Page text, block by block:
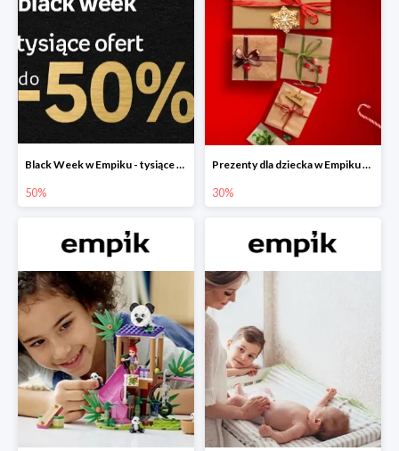
Black Week w Empiku - tysiące produktów do -50%
50%
Prezenty dla dziecka w Empiku do -30%
30%